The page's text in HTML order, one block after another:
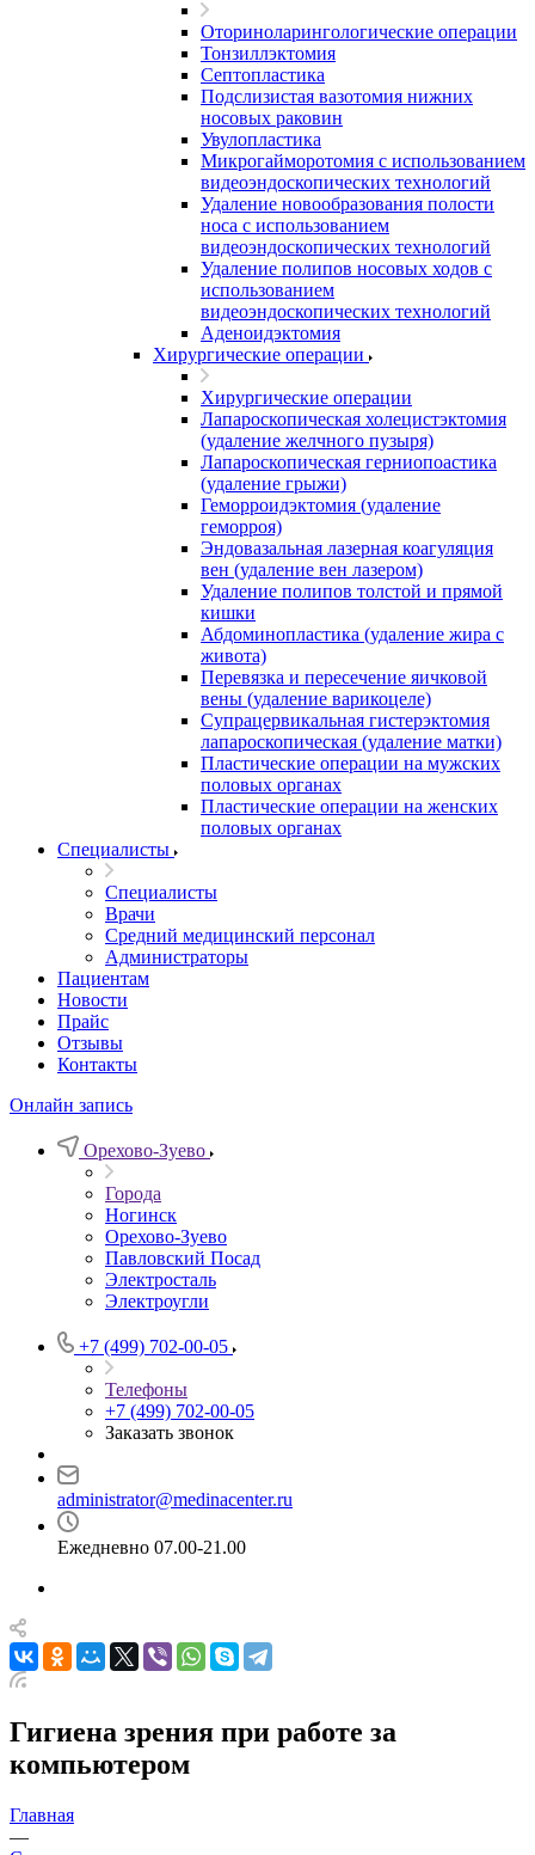
Оториноларингологические операции
Тонзиллэктомия
Септопластика
Подслизистая вазотомия нижних
носовых раковин
Увулопластика
Микрогайморотомия с использованием
видеоэндоскопических технологий
Удаление новообразования полости
носа с использованием
видеоэндоскопических технологий
Удаление полипов носовых ходов с
использованием
видеоэндоскопических технологий
Аденоидэктомия
Хирургические операции
Хирургические операции
Лапароскопическая холецистэктомия
(удаление желчного пузыря)
Лапароскопическая герниопоастика
(удаление грыжи)
Геморроидэктомия (удаление
геморроя)
Эндовазальная лазерная коагуляция
вен (удаление вен лазером)
Удаление полипов толстой и прямой
кишки
Абдоминопластика (удаление жира с
живота)
Перевязка и пересечение яичковой
вены (удаление варикоцеле)
Супрацервикальная гистерэктомия
лапароскопическая (удаление матки)
Пластические операции на мужских
половых органах
Пластические операции на женских
половых органах
Специалисты
Специалисты
Врачи
Средний медицинский персонал
Администраторы
Пациентам
Новости
Прайс
Отзывы
Контакты
Онлайн запись
Орехово-Зуево
Города
Ногинск
Орехово-Зуево
Павловский Посад
Электросталь
Электроугли
+7 (499) 702-00-05
Телефоны
+7 (499) 702-00-05
Заказать звонок
administrator@medinacenter.ru
Ежедневно 07.00-21.00
Гигиена зрения при работе за
компьютером
Главная
—